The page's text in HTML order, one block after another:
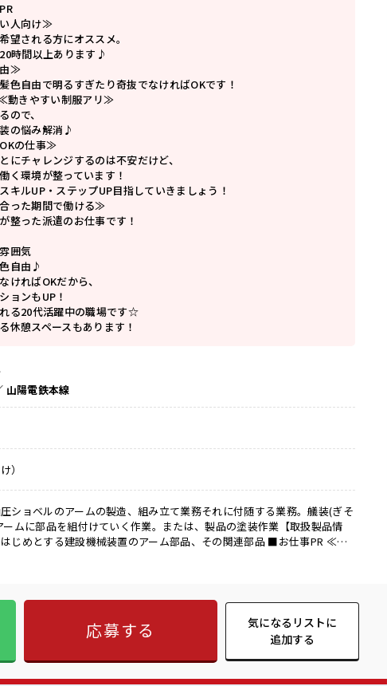
人向け≫
望される方にオススメ。
時間以上あります♪
≫
色自由で明るすぎたり奇抜でなければOKです！
動きやすい制服アリ≫
ので、
の悩み解消♪
の仕事≫
にチャレンジするのは不安だけど、
く環境が整っています！
キルUP・ステップUP目指していきましょう！
った期間で働ける≫
整った派遣のお仕事です！
囲気
自由♪
ければOKだから、
ョンもUP！
る20代活躍中の職場です☆
休憩スペースもあります！
山陽電鉄本線
）
圧ショベルのアームの製造、組み立て業務それに付随する業務。艤装(ぎそ
ームに部品を組付けていく作業。または、製品の塗装作業【取扱製品情
とする建設機械装置のアーム部品、その関連部品 ■お仕事PR ≪稼
を希望される方にオススメ。 残業は月20時間以上あります♪ ≪髪型自
しっかり働く環境が整っています！ イチからスキルUP・ステップUP目
！ ≪自分に合った期間で働ける≫ 福利厚生が整った派遣のお仕事です！
髪色自由♪ 派手過ぎなければOKだから、 モチベーションもUP！ 活気
応募する
気になるリストに
追加する